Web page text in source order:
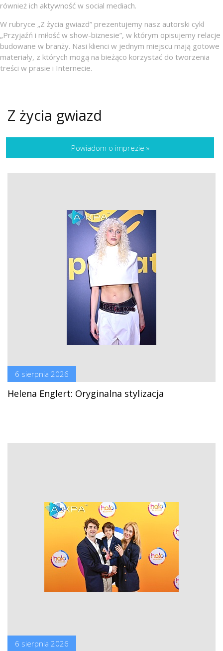
również ich aktywność w social mediach.
W rubryce „Z życia gwiazd” prezentujemy nasz autorski cykl
„Przyjaźń i miłość w show-biznesie”, w którym opisujemy relacje
budowane w branży. Nasi klienci w jednym miejscu mają gotowe
materiały, z których mogą na bieżąco korzystać do tworzenia
treści w prasie i Internecie.
Z życia gwiazd
Powiadom o imprezie »
6 sierpnia 2026
Helena Englert: Oryginalna stylizacja
6 sierpnia 2026